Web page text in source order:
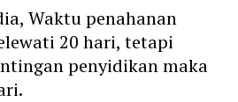
Waktu penahanan
20 hari, tetapi
penyidikan maka